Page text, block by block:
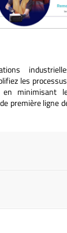
les
minimisant
première ligne